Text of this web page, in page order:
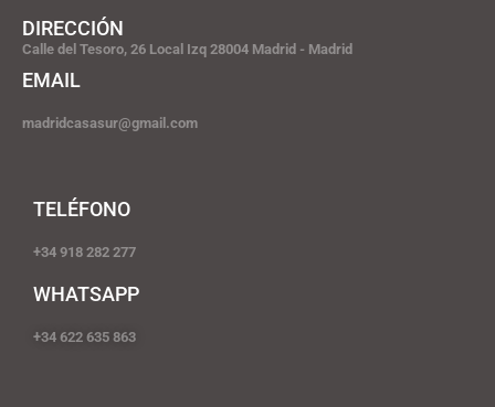
DIRECCIÓN
Calle del Tesoro, 26 Local Izq 28004 Madrid - Madrid
EMAIL
madridcasasur@gmail.com
TELÉFONO
+34 918 282 277
WHATSAPP
+34 622 635 863